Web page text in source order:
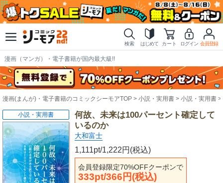
検索 はじめて カート ログイン 会員登録
漫画（マンガ）・電子書籍が国内最大級!!
漫画(まんが)・電子書籍のコミックシーモアTOP 小説・実用書 小説・実用書
何故、未来は100パーセント確定して
いるのか
大和富士
1,111pt/1,222円(税込)
会員登録限定70%OFFクーポンで
333pt/366円(税込)
小説・実用書